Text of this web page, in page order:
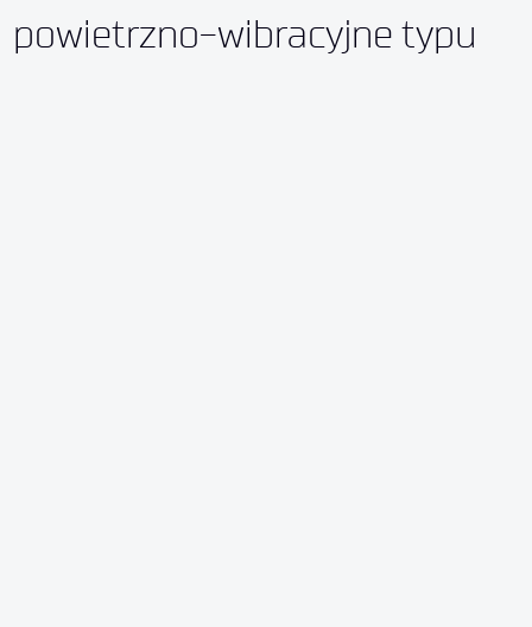
powietrzno-wibracyjne typu